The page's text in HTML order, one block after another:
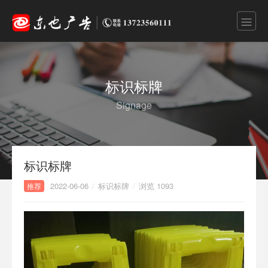
标识标牌
Signage
标识标牌
推荐 2022-06-06 / 标识标牌 / 浏览 1093